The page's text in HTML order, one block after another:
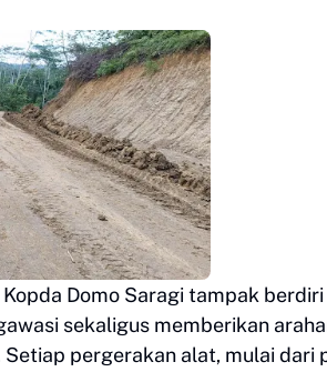
Domo Saragi tampak
sekaligus memberikan
pergerakan alat, mulai dari